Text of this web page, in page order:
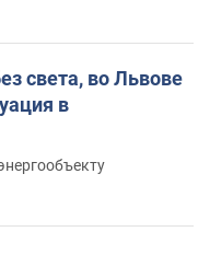
света, во Львове
в